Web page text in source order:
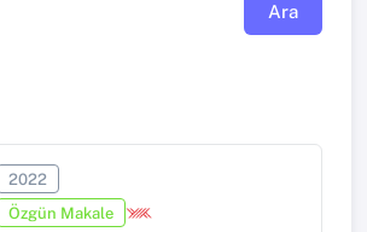
Ara
2022
Özgün Makale